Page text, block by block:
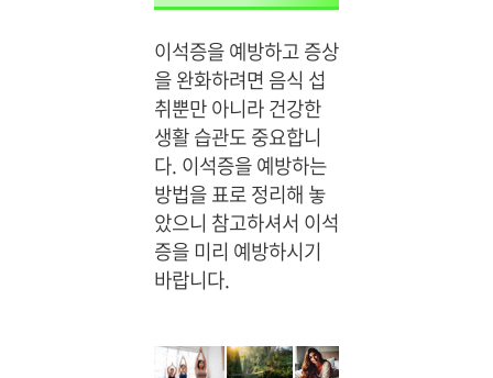
이석증을 예방하고 증상
을 완화하려면 음식 섭
취뿐만 아니라 건강한
생활 습관도 중요합니
다. 이석증을 예방하는
방법을 표로 정리해 놓
았으니 참고하셔서 이석
증을 미리 예방하시기
바랍니다.